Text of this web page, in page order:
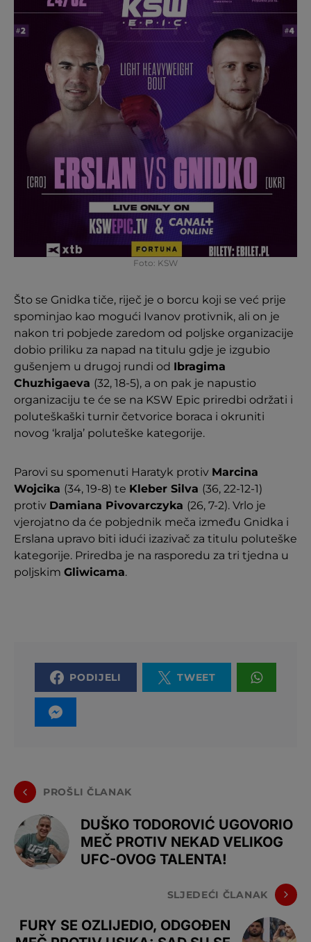
Foto: KSW
Što se Gnidka tiče, riječ je o borcu koji se već prije
spominjao kao mogući Ivanov protivnik, ali on je
nakon tri pobjede zaredom od poljske organizacije
dobio priliku za napad na titulu gdje je izgubio
gušenjem u drugoj rundi od Ibragima
Chuzhigaeva (32, 18-5), a on pak je napustio
organizaciju te će se na KSW Epic priredbi održati i
poluteškaški turnir četvorice boraca i okruniti
novog ‘kralja’ poluteške kategorije.
Parovi su spomenuti Haratyk protiv Marcina
Wojcika (34, 19-8) te Kleber Silva (36, 22-12-1)
protiv Damiana Pivovarczyka (26, 7-2). Vrlo je
vjerojatno da će pobjednik meča između Gnidka i
Erslana upravo biti idući izazivač za titulu poluteške
kategorije. Priredba je na rasporedu za tri tjedna u
poljskim Gliwicama.
PODIJELI TWEET
PROŠLI ČLANAK
DUŠKO TODOROVIĆ UGOVORIO
MEČ PROTIV NEKAD VELIKOG
UFC-OVOG TALENTA!
SLJEDEĆI ČLANAK
FURY SE OZLIJEDIO, ODGOĐEN